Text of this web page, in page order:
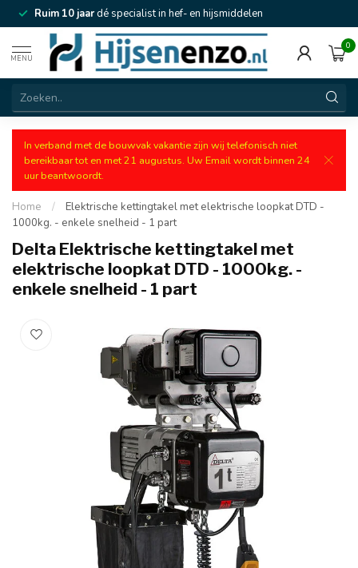
Ruim 10 jaardé specialist in hef- en hijsmiddelen
MENU
0
In verband met de bouwvak vakantie zijn wij telefonisch niet
bereikbaar tot en met 21 augustus. Uw Email wordt binnen 24
uur beantwoordt.
Home /
Elektrische kettingtakel met elektrische loopkat DTD -
1000kg. - enkele snelheid - 1 part
Delta Elektrische kettingtakel met
elektrische loopkat DTD - 1000kg. -
enkele snelheid - 1 part